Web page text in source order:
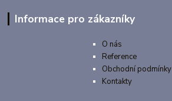
Informace pro zákazníky
O nás
Reference
Obchodní podmínky
Kontakty